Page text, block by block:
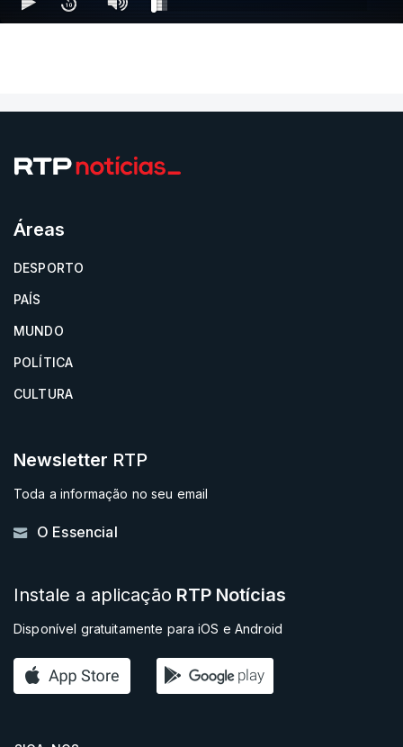
Áreas
DESPORTO
PAÍS
MUNDO
POLÍTICA
CULTURA
Newsletter RTP
Toda a informação no seu email
O Essencial
Instale a aplicação RTP Notícias
Disponível gratuitamente para iOS e Android